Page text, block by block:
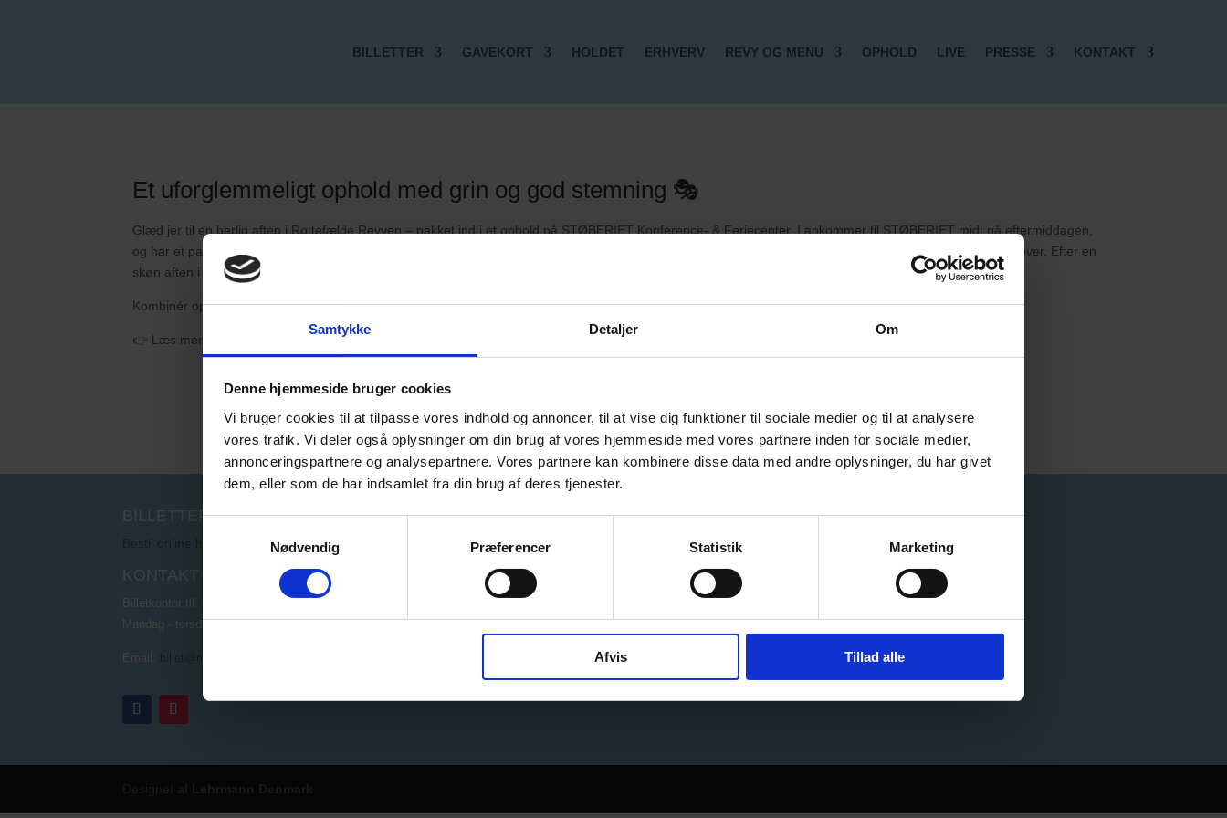
Samtykke Detaljer Om
Denne hjemmeside bruger cookies
Vi bruger cookies til at tilpasse vores indhold og annoncer, til at vise dig funktioner til sociale medier og til at analysere
vores trafik. Vi deler også oplysninger om din brug af vores hjemmeside med vores partnere inden for sociale medier,
annonceringspartnere og analysepartnere. Vores partnere kan kombinere disse data med andre oplysninger, du har givet
dem, eller som de har indsamlet fra din brug af deres tjenester.
Nødvendig
Præferencer Statistik Marketing
Afvis Tillad alle
BILLETTER GAVEKORT HOLDET ERHVERV REVY OG MENU OPHOLD LIVE PRESSE KONTAKT
Et uforglemmeligt ophold med grin og god stemning 🎭
Glæd jer til en herlig aften i Rottefælde Revyen – pakket ind i et ophold på STØBERIET Konference- & Feriecenter. I ankommer til STØBERIET midt på eftermiddagen,
og har et par timer på egen hånd inden I begiver jer til Rottefælde Revyen i den skønne Caroline Amalie lund. Her nyder I revyplatten, inden revyen tager over. Efter en
skøn aften i disse dejlige rammer, kan du glæde dig til en god nats søvn og en lækker morgenbuffet på STØBERIET.
Kombinér oplevelsen med alt det bedste, Sydfyn har at byde på – natur, kultur og nærvær.
👉 Læs mere og book jeres ophold med revybesøg . Ved brug af koden ”Revy26” får du 10% rabat på overnatning (dog ikke på billet og spisning).
BILLETTER
Bestil online her
KONTAKT
Billetkontor tlf. 57 57 57 00
Mandag - torsdag kl. 10.00 - 12.00
Email: billet@rottefaelden.dk
Tilmeld dig nyhedsbrev
TILMELD